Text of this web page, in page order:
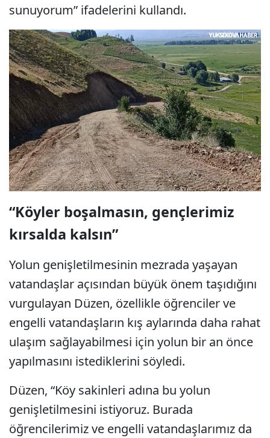
sunuyorum” ifadelerini kullandı.
“Köyler boşalmasın, gençlerimiz
kırsalda kalsın”
Yolun genişletilmesinin mezrada yaşayan
vatandaşlar açısından büyük önem taşıdığını
vurgulayan Düzen, özellikle öğrenciler ve
engelli vatandaşların kış aylarında daha rahat
ulaşım sağlayabilmesi için yolun bir an önce
yapılmasını istediklerini söyledi.
Düzen, “Köy sakinleri adına bu yolun
genişletilmesini istiyoruz. Burada
öğrencilerimiz ve engelli vatandaşlarımız da